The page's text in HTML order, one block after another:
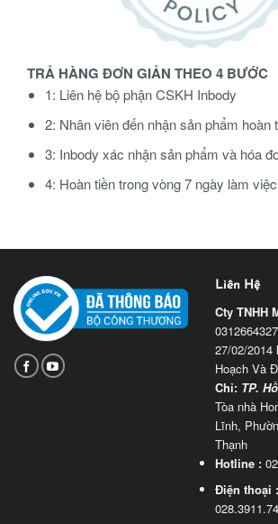
TRẢ HÀNG ĐƠN GIẢN THEO 4 BƯỚC
1: Liên hệ bộ phận CSKH Inbody
2: Nhân viên đến nhận sản phẩm hoàn
3: Inbody xác nhận sản phẩm và hóa
4: Hoàn tiền trong vòng 7 ngày làm việc
Liên Hệ
Cty TNHH
0312664327
27/02/2014
Hoạch Và
Chỉ: TP.
Tòa nhà
Lĩnh,
Thạnh
Hotline :
Điện thoại :